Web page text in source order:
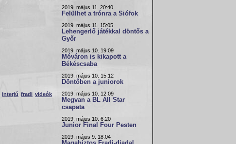
interjú fradi videók
2019. május 11. 20:40
Felülhet a trónra a Siófok
2019. május 11. 15:05
Lehengerlő játékkal döntős a
Győr
2019. május 10. 19:09
Móváron is kikapott a
Békéscsaba
2019. május 10. 15:12
Döntőben a juniorok
2019. május 10. 12:09
Megvan a BL All Star
csapata
2019. május 10. 6:20
Junior Final Four Pesten
2019. május 9. 18:04